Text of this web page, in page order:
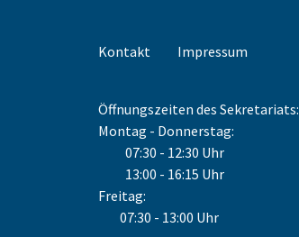
Kontakt Impressum
Öffnungszeiten des Sekretariats:
Montag - Donnerstag:
07:30 - 12:30 Uhr
13:00 - 16:15 Uhr
Freitag:
07:30 - 13:00 Uhr